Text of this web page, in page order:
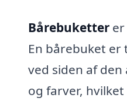
Bårebuketter
En bårebuket
ved siden af
og farver,